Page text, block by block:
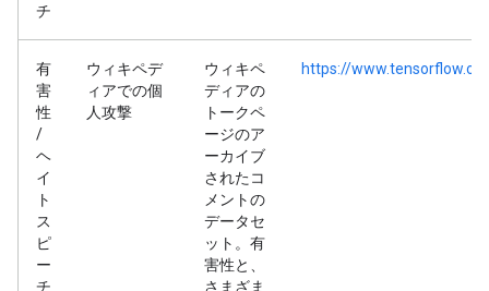
チ
有
害
性
/
ヘ
イ
ト
ス
ピ
ー
チ
ウィキペデ
ィアでの個
人攻撃
ウィキペ
ディアの
トークペ
ージのア
ーカイブ
されたコ
メントの
データセ
ット。有
害性と、
さまざま
https://